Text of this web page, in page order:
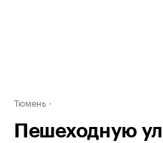
Тюмень
Пешеходную